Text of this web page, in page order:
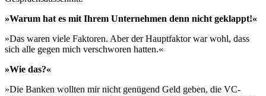
»Warum hat es mit Ihrem Unternehmen denn nicht geklappt!«
»Das waren viele Faktoren. Aber der Hauptfaktor war wohl, dass
sich alle gegen mich verschworen hatten.«
»Wie das?«
»Die Banken wollten mir nicht genügend Geld geben, die VC-